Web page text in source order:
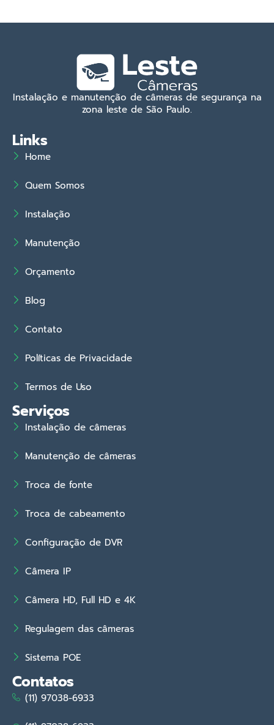
Instalação e manutenção de câmeras de segurança na
zona leste de São Paulo.
Links
Home
Quem Somos
Instalação
Manutenção
Orçamento
Blog
Contato
Políticas de Privacidade
Termos de Uso
Serviços
Instalação de câmeras
Manutenção de câmeras
Troca de fonte
Troca de cabeamento
Configuração de DVR
Câmera IP
Câmera HD, Full HD e 4K
Regulagem das câmeras
Sistema POE
Contatos
(11) 97038-6933